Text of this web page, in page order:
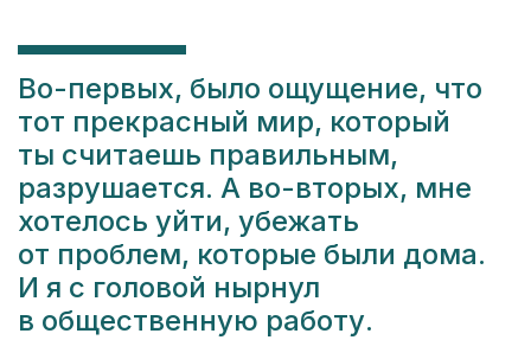
Во-первых, было ощущение, что
тот прекрасный мир, который
ты считаешь правильным,
разрушается. А во-вторых, мне
хотелось уйти, убежать
от проблем, которые были дома.
И я с головой нырнул
в общественную работу.